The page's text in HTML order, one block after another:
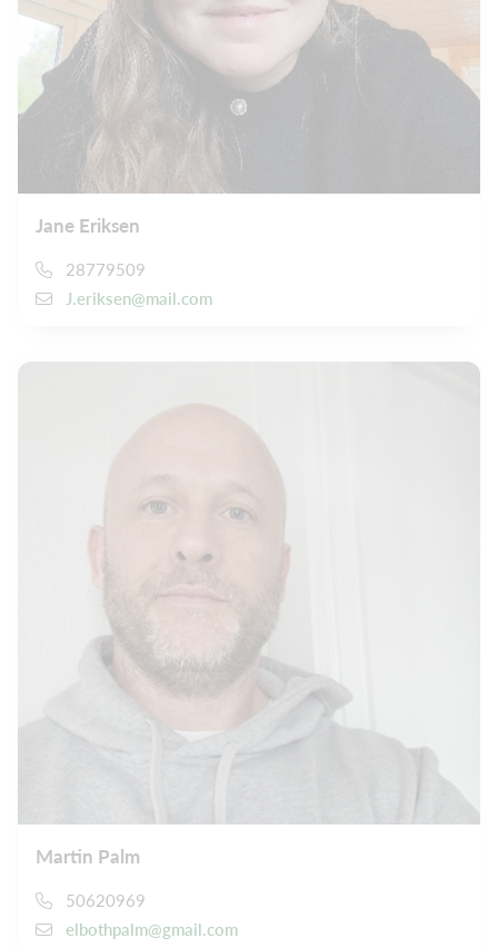
Jane Eriksen
28779509
J.eriksen@mail.com
Martin Palm
50620969
elbothpalm@gmail.com